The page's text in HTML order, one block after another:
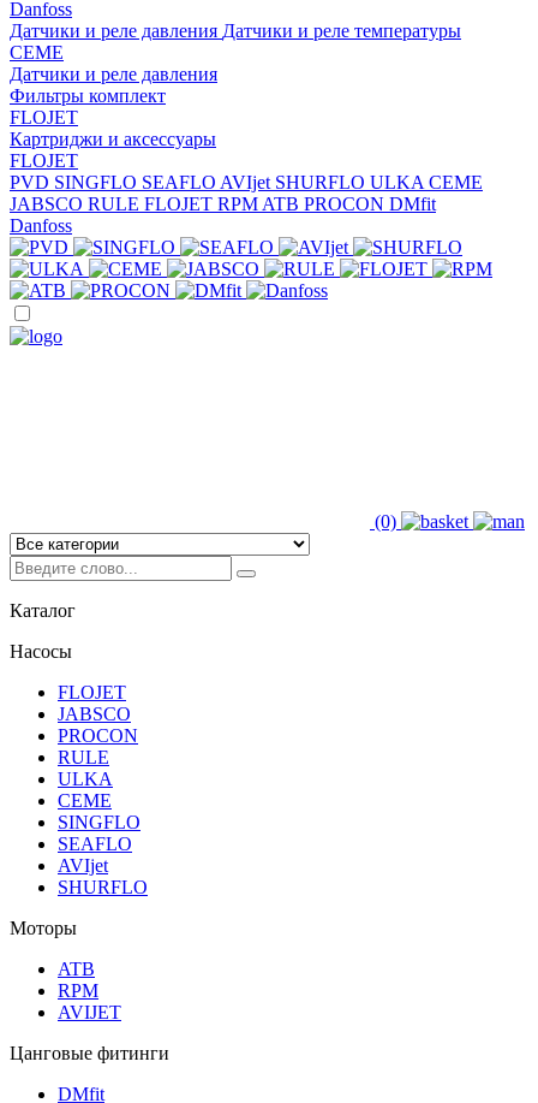
Danfoss
Датчики и реле давления Датчики и реле температуры
CEME
Датчики и реле давления
Фильтры комплект
FLOJET
Картриджи и аксессуары
FLOJET
PVD SINGFLO SEAFLO AVIjet SHURFLO ULKA CEME
JABSCO RULE FLOJET RPM ATB PROCON DMfit
Danfoss
(0)
Каталог
Насосы
FLOJET
JABSCO
PROCON
RULE
ULKA
CEME
SINGFLO
SEAFLO
AVIjet
SHURFLO
Моторы
ATB
RPM
AVIJET
Цанговые фитинги
DMfit